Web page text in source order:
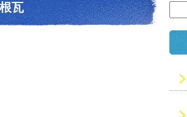
根瓦